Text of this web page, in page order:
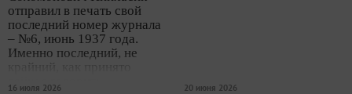
отправил в печать свой
последний номер журнала
– №6, июнь 1937 года.
Именно последний, не
крайний, как принято
сейчас говорить.
16 июля 2026 20 июня 2026